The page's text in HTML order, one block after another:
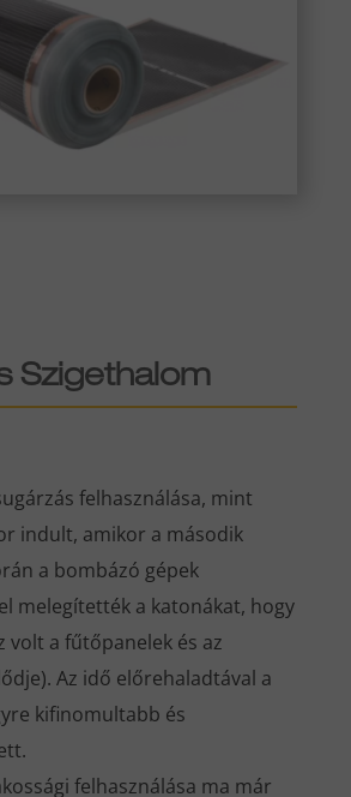
Szigethalom
felhasználása, mint
indult, amikor a második
a bombázó gépek
melegítették a katonákat, hogy
volt a fűtőpanelek és az
Az idő előrehaladtával a
kifinomultabb és
felhasználása ma már